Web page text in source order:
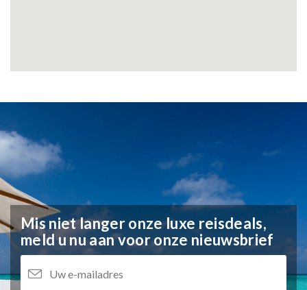
Mis niet langer onze luxe reisdeals,
meld u nu aan voor onze nieuwsbrief